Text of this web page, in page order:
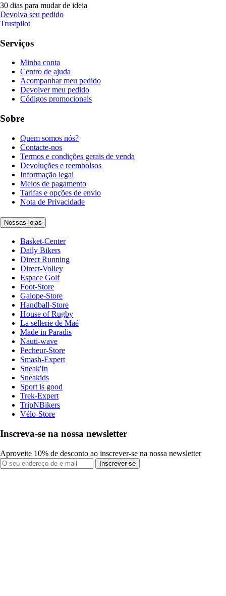
30 dias para mudar de ideia
Devolva seu pedido
Trustpilot
Serviços
Minha conta
Centro de ajuda
Acompanhar meu pedido
Devolver meu pedido
Códigos promocionais
Sobre
Quem somos nós?
Contacte-nos
Termos e condições gerais de venda
Devoluções e reembolsos
Informação legal
Meios de pagamento
Tarifas e opções de envio
Nota de Privacidade
Nossas lojas
Basket-Center
Daily Bikers
Direct Running
Direct-Volley
Espace Golf
Foot-Store
Galope-Store
Handball-Store
House of Rugby
La sellerie de Maé
Made in Paradis
Nauti-wave
Pecheur-Store
Smash-Expert
Sneak'In
Sneakids
Sport is good
Trek-Expert
TripNBikers
Vélo-Store
Inscreva-se na nossa newsletter
Aproveite 10% de desconto ao inscrever-se na nossa newsletter
Inscrever-se